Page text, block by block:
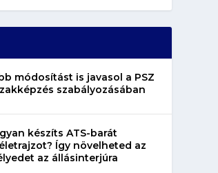
módosítást is javasol a PSZ
szabályozásában
készíts ATS-barát
Így növelheted az
az állásinterjúra